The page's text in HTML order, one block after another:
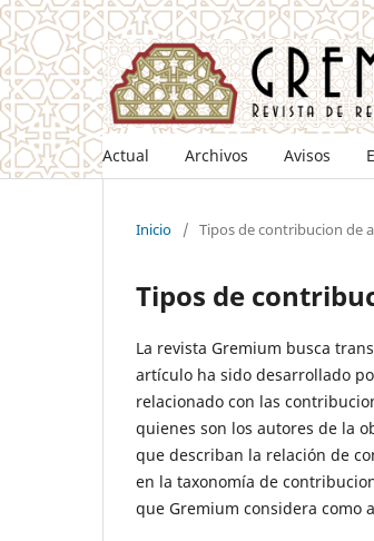
Actual Archivos Avisos
Inicio / Tipos de contribucion de
Tipos de
La revista Gremium busca
artículo ha sido desarrollado
relacionado con las
quienes son los autores de la
que describan la relación de
en la taxonomía de
que Gremium considera como